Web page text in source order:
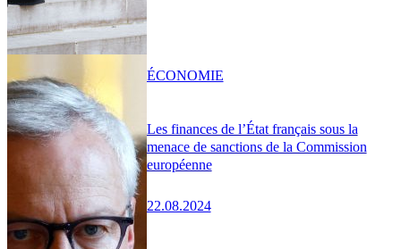
Les finances de l’État français sous la
menace de sanctions de la Commission
européenne
22.08.2024
ÉCONOMIE